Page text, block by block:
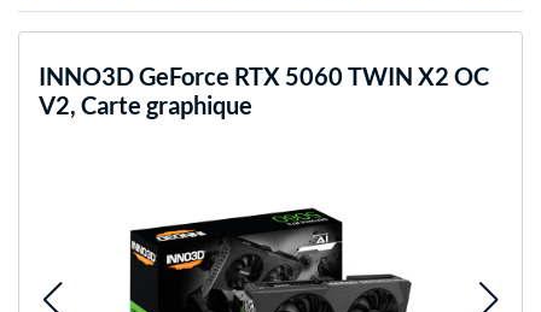
INNO3DGeForce RTX 5060 TWIN X2 OC
V2, Carte graphique